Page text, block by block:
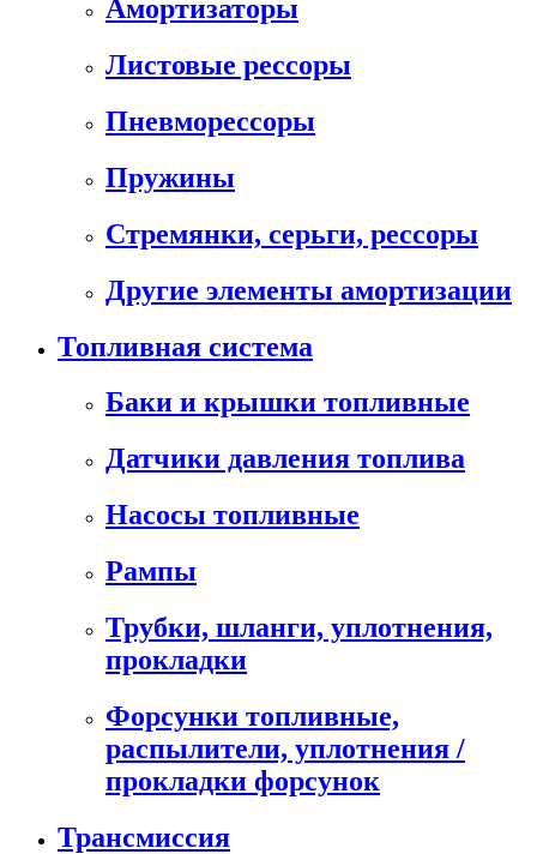
Амортизаторы
Листовые рессоры
Пневморессоры
Пружины
Стремянки, серьги, рессоры
Другие элементы амортизации
Топливная система
Баки и крышки топливные
Датчики давления топлива
Насосы топливные
Рампы
Трубки, шланги, уплотнения,
прокладки
Форсунки топливные,
распылители, уплотнения /
прокладки форсунок
Трансмиссия